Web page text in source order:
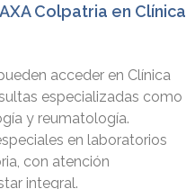
Colpatria en Clínica
acceder en Clínica
especializadas como
y reumatología.
en laboratorios
con atención
integral.